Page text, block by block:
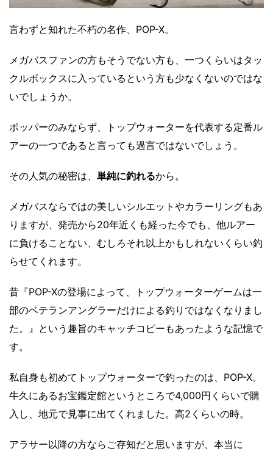
言わずと知れた不朽の名作、POP-X。
メガバスファンの方もそうでない方も、一つくらいはタッ
クルボックスに入っているという方も少なくないのではな
いでしょうか。
ポッパーのみならず、トップウォーターを代表する定番ル
アーの一つであると言っても過言ではないでしょう。
その人気の秘密は、 単純に釣れるから。
メガバスならではの美しいシルエットやカラーリングもあ
りますが、発売から20年近くも経った今でも、他ルアー
に負けることない、むしろそれ以上かもしれないくらい釣
らせてくれます。
昔『POP-Xの登場によって、トップウォーターゲームは一
部のベテランアングラーだけによる釣りではなくなりまし
た。』という趣旨のキャッチコピーもあったような記憶で
す。
私自身も初めてトップウォーターで釣ったのは、POP-X。
牛久にあるお宝鑑定館というところで4,000円くらいで購
入し、地元で見事に出てくれました。高2くらいの時。
アラサー以降の方ならご存知だと思いますが、本当に